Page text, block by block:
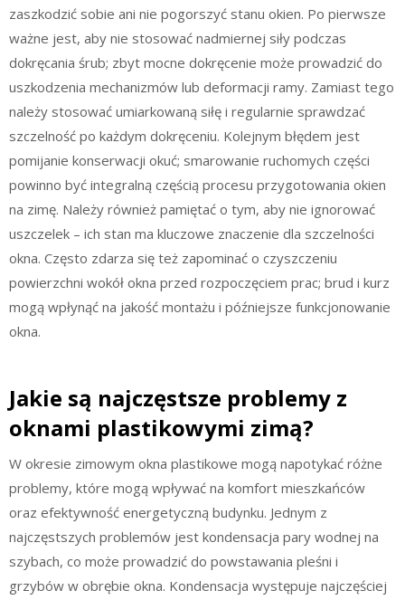
zaszkodzić sobie ani nie pogorszyć stanu okien. Po pierwsze
ważne jest, aby nie stosować nadmiernej siły podczas
dokręcania śrub; zbyt mocne dokręcenie może prowadzić do
uszkodzenia mechanizmów lub deformacji ramy. Zamiast tego
należy stosować umiarkowaną siłę i regularnie sprawdzać
szczelność po każdym dokręceniu. Kolejnym błędem jest
pomijanie konserwacji okuć; smarowanie ruchomych części
powinno być integralną częścią procesu przygotowania okien
na zimę. Należy również pamiętać o tym, aby nie ignorować
uszczelek – ich stan ma kluczowe znaczenie dla szczelności
okna. Często zdarza się też zapominać o czyszczeniu
powierzchni wokół okna przed rozpoczęciem prac; brud i kurz
mogą wpłynąć na jakość montażu i późniejsze funkcjonowanie
okna.
Jakie są najczęstsze problemy z
oknami plastikowymi zimą?
W okresie zimowym okna plastikowe mogą napotykać różne
problemy, które mogą wpływać na komfort mieszkańców
oraz efektywność energetyczną budynku. Jednym z
najczęstszych problemów jest kondensacja pary wodnej na
szybach, co może prowadzić do powstawania pleśni i
grzybów w obrębie okna. Kondensacja występuje najczęściej